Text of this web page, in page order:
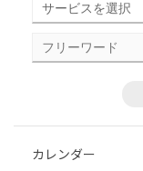
カレンダー